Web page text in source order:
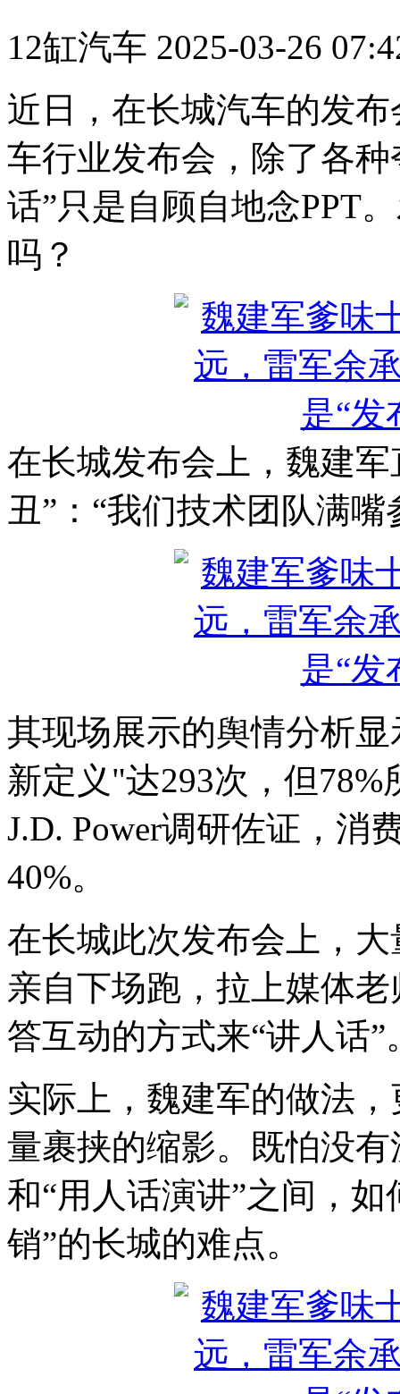
12缸汽车 2025-03-26
近日，在长城汽车的发
车行业发布会，除了各
话”只是自顾自地念PPT
吗？
在长城发布会上，魏建
丑”：“我们技术团队满
其现场展示的舆情分析
新定义"达293次，但
J.D. Power调研佐证，消
40%。
在长城此次发布会上，
亲自下场跑，拉上媒体
答互动的方式来“讲人话”
实际上，魏建军的做法
量裹挟的缩影。既怕没
和“用人话演讲”之间，
销”的长城的难点。